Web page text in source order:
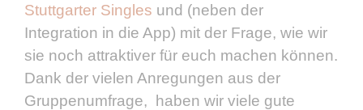
Stuttgarter Singles und (neben der
Integration in die App) mit der Frage, wie wir
sie noch attraktiver für euch machen können.
Dank der vielen Anregungen aus der
Gruppenumfrage, haben wir viele gute